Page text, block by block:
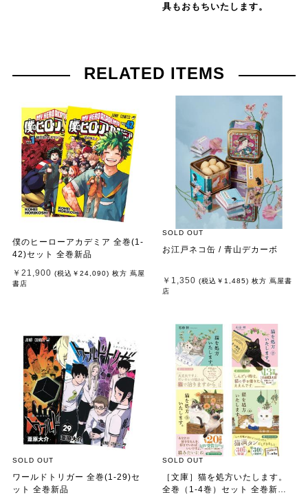
具もおもちいたします。
RELATED ITEMS
僕のヒーローアカデミア 全巻(1-
42)セット 全巻新品
￥21,900 (税込 ￥24,090) 枚方 蔦屋
書店
SOLD OUT
お江戸ネコ缶 / 青山デカーボ
￥1,350 (税込 ￥1,485) 枚方 蔦屋書
店
SOLD OUT
ワールドトリガー 全巻(1-29)セ
ット 全巻新品
SOLD OUT
［文庫］猫を処方いたします。
全巻（1-4巻）セット 全巻新品 /